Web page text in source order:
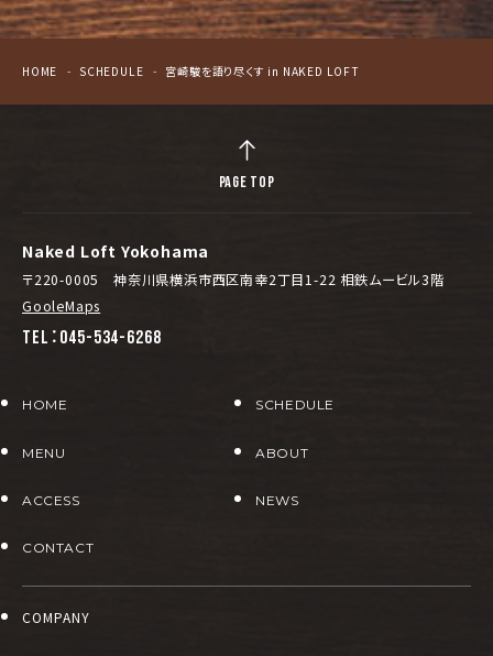
HOME SCHEDULE 宮崎駿を語り尽くす in NAKED LOFT
Naked Loft Yokohama
〒220-0005 神奈川県横浜市西区南幸2丁目1-22 相鉄ムービル3階
GooleMaps
TEL：045-534-6268
HOME SCHEDULE
MENU ABOUT
ACCESS NEWS
CONTACT
COMPANY
PAGE TOP